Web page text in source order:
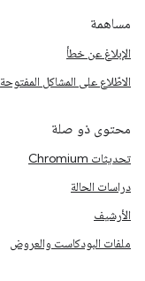
مساهمة
الإبلاغ عن خطأ
الاطّلاع على المشاكل المفتوحة
محتوى ذو صلة
تحديثات Chromium
دراسات الحالة
الأرشيف
ملفات البودكاست والعروض